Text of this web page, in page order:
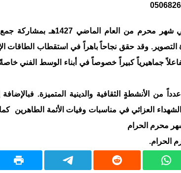
) الأول أقيم في شهر محرم من العام
وقد حقق نجاحاً باهراً في استقطاب الطاقات
جماهيرياً كبيراً خصوصاً في أبناء الوسط الفني
من الأنشطةٍ الثقافية والدينية المتميزة.
العزائي في مناسبات وفيات الأئمة الطاهرين
محرم الحرام
الحرام.